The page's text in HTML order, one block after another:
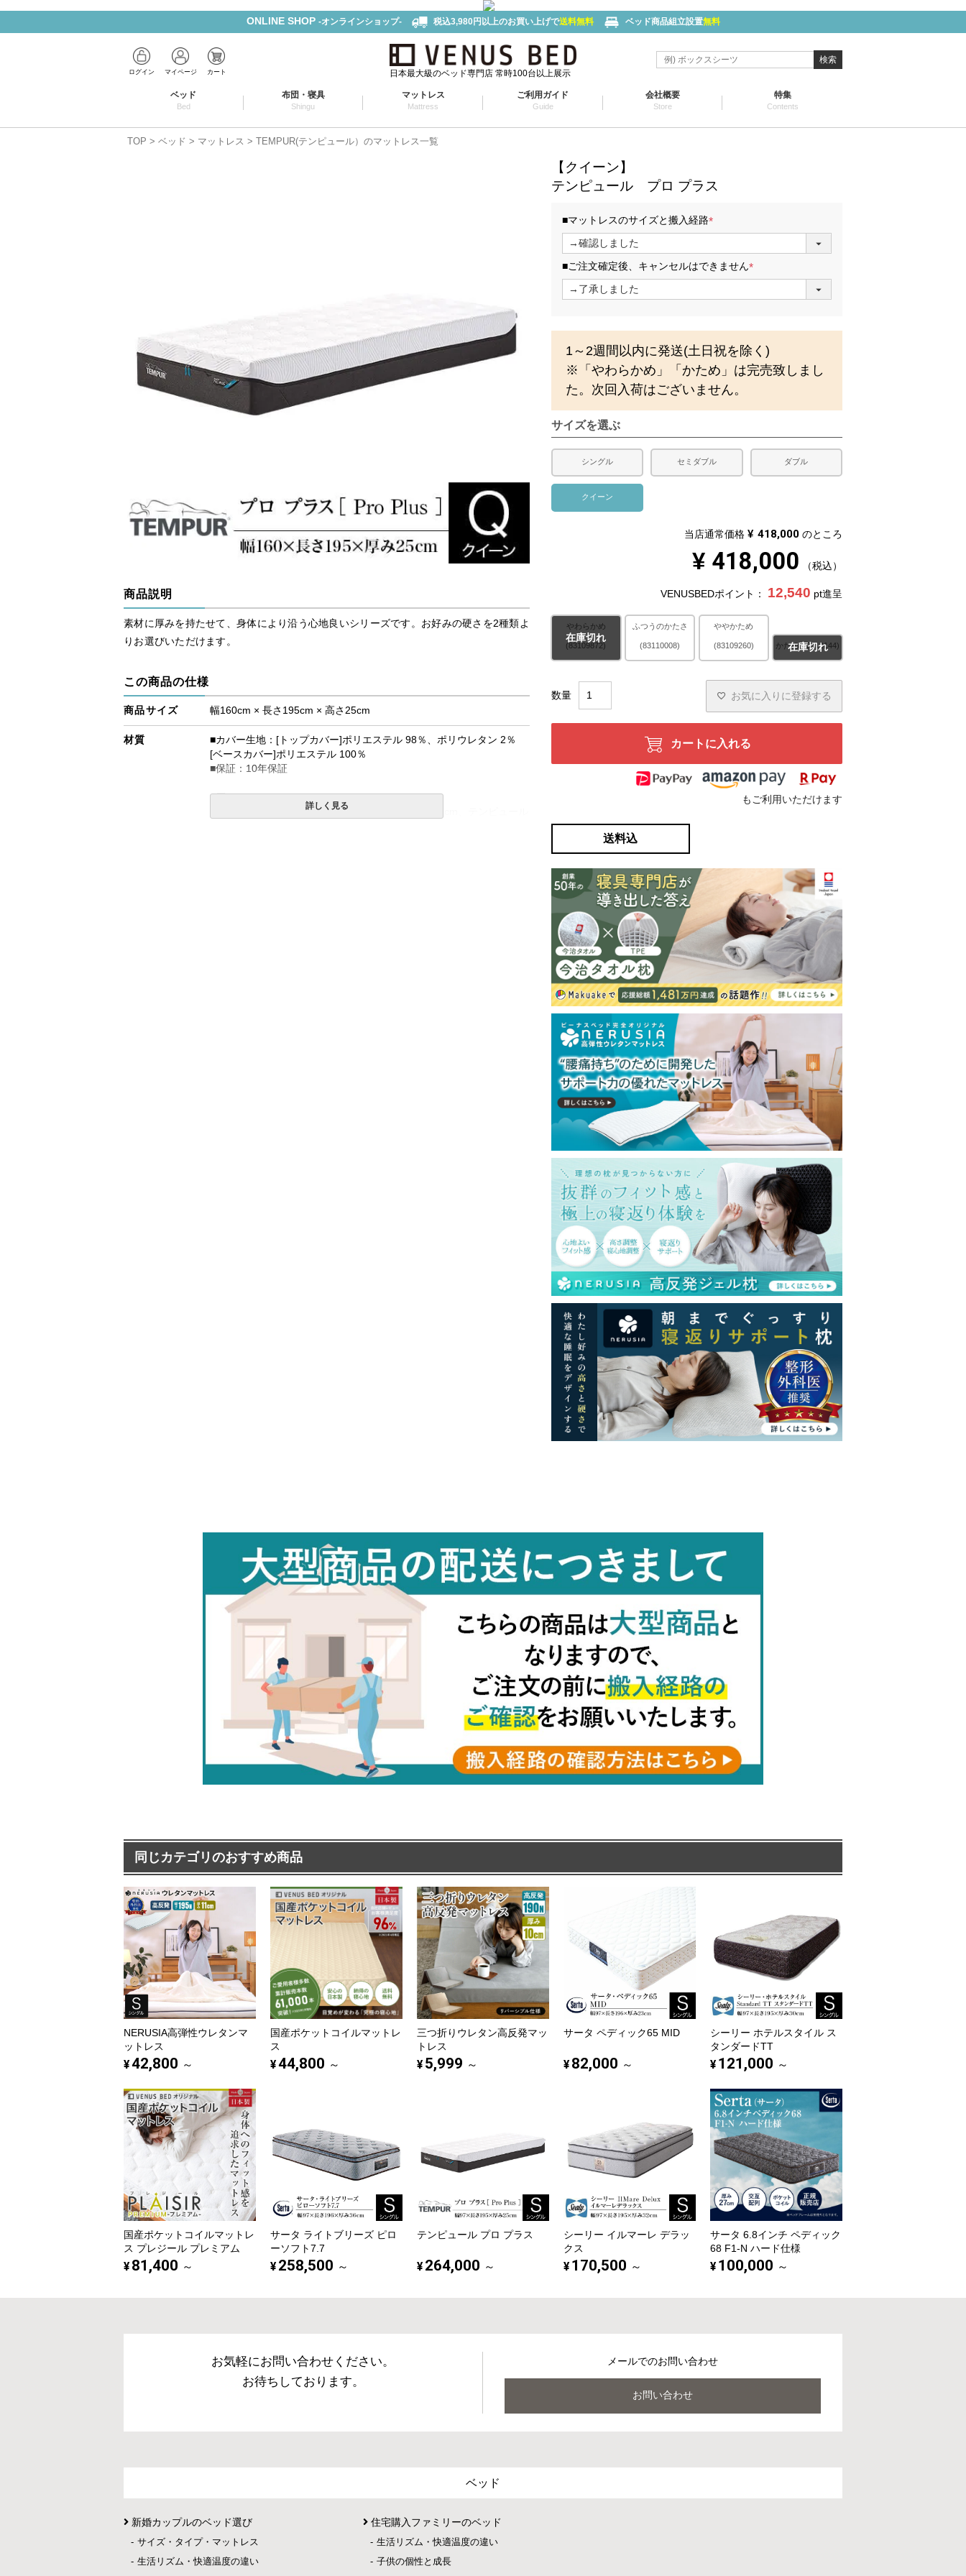
ONLINE SHOP -オンラインショップ- 税込3,980円以上のお買い上げで送料無料 ベッド商品組立設置無料
ログイン マイページ カート 日本最大級のベッド専門店 常時100台以上展示
検索
ベッド
Bed
布団・寝具
Shingu
マットレス
Mattress
ご利用ガイド
Guide
会社概要
Store
特集
Contents
TOP ベッド マットレス TEMPUR(テンピュール）のマットレス一覧
商品説明
素材に厚みを持たせて、身体により沿う心地良いシリーズです。お好みの硬さを2種類よ
りお選びいただけます。
この商品の仕様
商品サイズ 幅160cm × 長さ195cm × 高さ25cm
材質
■カバー生地：[トップカバー]ポリエステル 98％、ポリウレタン 2％
[ベースカバー]ポリエステル 100％
■保証：10年保証
■厚み
ふつうのかたさ：テンピュール®アドバンスト素材5cm、テンピュール
詳しく見る
【クイーン】
テンピュール プロ プラス
■マットレスのサイズと搬入経路
(
必
須
)
■ご注文確定後、キャンセルはできません
(
必
1～2週間以内に発送(土日祝を除く)
※「やわらかめ」「かため」は完売致しまし
た。次回入荷はございません。
サイズを選ぶ
シングル セミダブル ダブル
クイーン
当店通常価格 ¥ 418,000 のところ
¥ 418,000 税込
VENUSBEDポイント： 12,540 pt進呈
やわらかめ
(83109872)
在庫切れ
ふつうのかたさ
(83110008)
ややかため
(83109260) かため(83110144)
在庫切れ
お気に入りに登録する
カートに入れる
もご利用いただけます
送料込
同じカテゴリのおすすめ商品
NERUSIA高弾性ウレタンマ
ットレス
¥42,800 ～
国産ポケットコイルマットレ
ス
¥44,800 ～
三つ折りウレタン高反発マッ
トレス
¥ 5,999 ～
サータ ペディック65 MID
¥ 82,000 ～
シーリー ホテルスタイル ス
タンダードTT
¥ 121,000 ～
国産ポケットコイルマットレ
ス プレジール プレミアム
¥ 81,400 ～
サータ ライトブリーズ ピロ
ーソフト7.7
¥ 258,500 ～
テンピュール プロ プラス
¥ 264,000 ～
シーリー イルマーレ デラッ
クス
¥ 170,500 ～
サータ 6.8インチ ペディック
68 F1-N ハード仕様
¥ 100,000 ～
お気軽にお問い合わせください。
お待ちしております。
メールでのお問い合わせ
お問い合わせ
ベッド
新婚カップルのベッド選び
サイズ・タイプ・マットレス
生活リズム・快適温度の違い
住宅購入ファミリーのベッド
生活リズム・快適温度の違い
子供の個性と成長